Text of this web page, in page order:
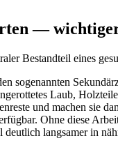
—
Bestandteil eines
sogenannten
Laub,
und machen sie
Ohne diese
deutlich langsamer in